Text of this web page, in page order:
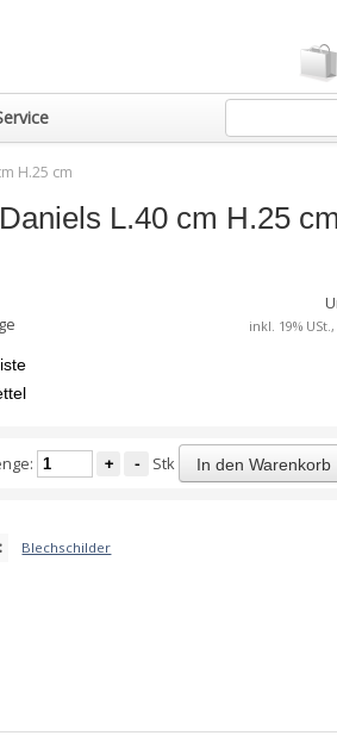
H.25 cm
L.40 cm H.25 cm
inkl. 19% USt.,
+ - Stk In den Warenkorb
Blechschilder